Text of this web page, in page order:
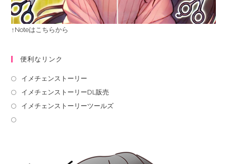
↑Noteはこちらから
便利なリンク
イメチェンストーリー
イメチェンストーリーDL販売
イメチェンストーリーツールズ